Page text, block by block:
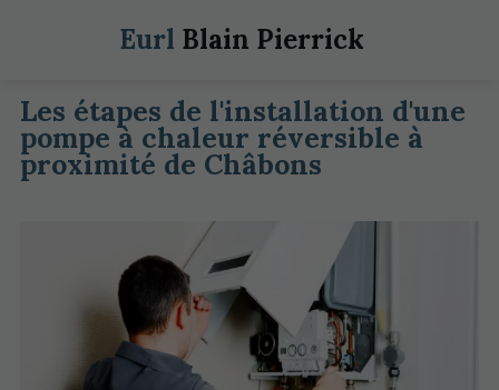
Eurl Blain Pierrick
Les étapes de l'installation d'une
pompe à chaleur réversible à
proximité de Châbons